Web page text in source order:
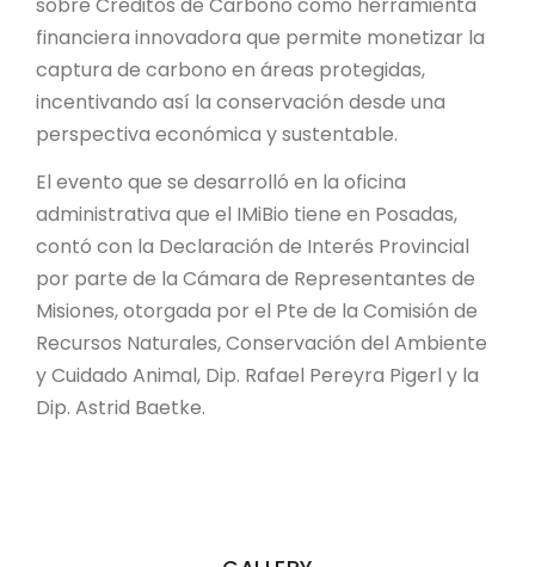
sobre Créditos de Carbono como herramienta
financiera innovadora que permite monetizar la
captura de carbono en áreas protegidas,
incentivando así la conservación desde una
perspectiva económica y sustentable.
El evento que se desarrolló en la oficina
administrativa que el IMiBio tiene en Posadas,
contó con la Declaración de Interés Provincial
por parte de la Cámara de Representantes de
Misiones, otorgada por el Pte de la Comisión de
Recursos Naturales, Conservación del Ambiente
y Cuidado Animal, Dip. Rafael Pereyra Pigerl y la
Dip. Astrid Baetke.